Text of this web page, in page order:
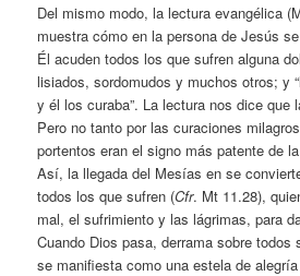
Del mismo modo, la lectura evangélica
muestra cómo en la persona de Jesús
Él acuden todos los que sufren alguna
lisiados, sordomudos y muchos otros; y
y él los curaba”. La lectura nos dice que
Pero no tanto por las curaciones
portentos eran el signo más patente de
Así, la llegada del Mesías en se
todos los que sufren (Cfr. Mt 11.28),
mal, el sufrimiento y las lágrimas, para
Cuando Dios pasa, derrama sobre
se manifiesta como una estela de